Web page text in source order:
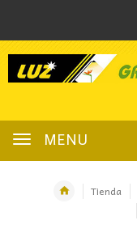
MENU
Tienda